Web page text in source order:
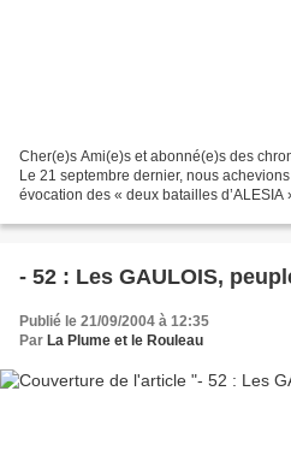
Cher(e)s Ami(e)s et abonné(e)s des
Le 21 septembre dernier, nous
évocation des « deux batailles
- 52 : Les GAULOIS,
Publié le 21/09/2004 à 12:35
Par La Plume et le Rouleau